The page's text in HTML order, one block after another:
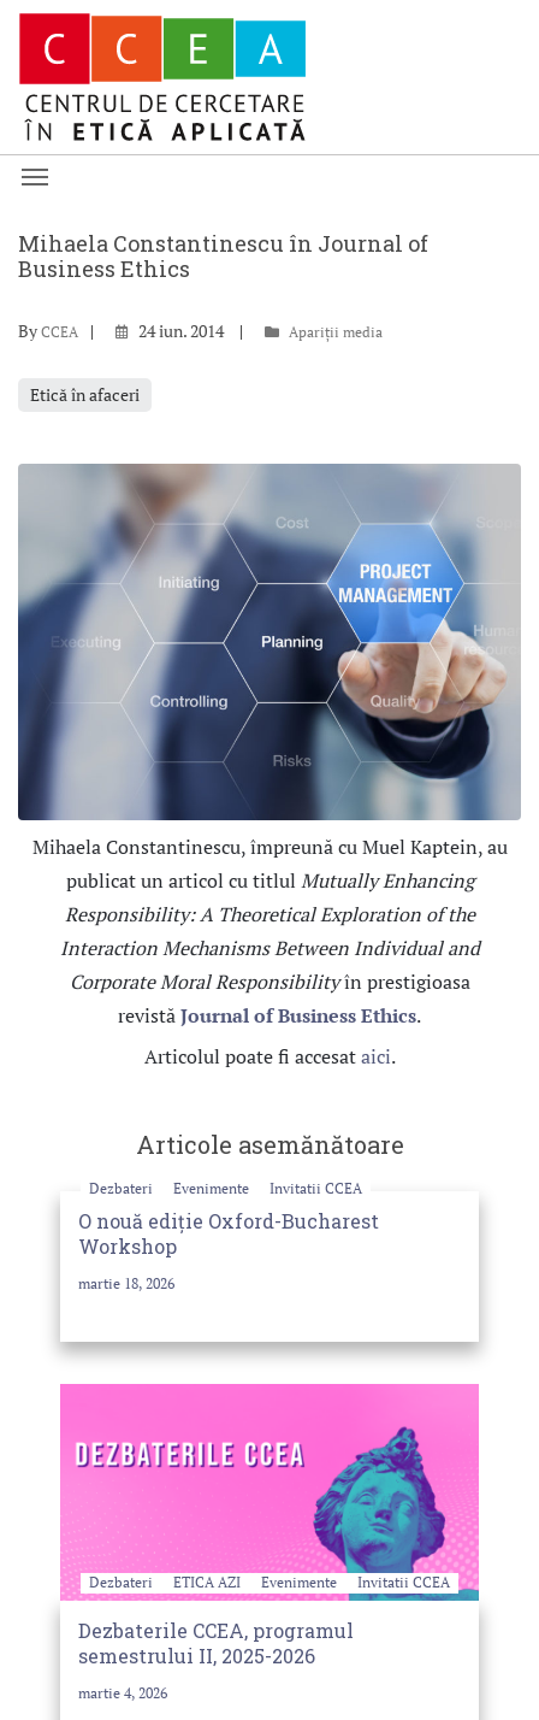
Mihaela Constantinescu în Journal of
Business Ethics
By CCEA 24 iun. 2014 Apariții media
Etică în afaceri
Mihaela Constantinescu, împreună cu Muel Kaptein, au
publicat un articol cu titlul Mutually Enhancing
Responsibility: A Theoretical Exploration of the
Interaction Mechanisms Between Individual and
Corporate Moral Responsibilityîn prestigioasa
revistăJournal of Business Ethics.
Articolul poate fi accesataici.
Articole asemănătoare
Dezbateri Evenimente Invitatii CCEA
O nouă ediție Oxford-Bucharest
Workshop
martie 18, 2026
Dezbateri ETICA AZI Evenimente Invitatii CCEA
Dezbaterile CCEA, programul
semestrului II, 2025-2026
martie 4, 2026